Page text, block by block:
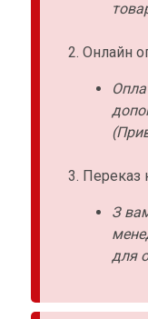
Онлайн
Переказ
З
для